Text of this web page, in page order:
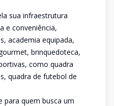
sua infraestrutura
e conveniência,
academia equipada,
brinquedoteca,
como quadra
quadra de futebol de
para quem busca um